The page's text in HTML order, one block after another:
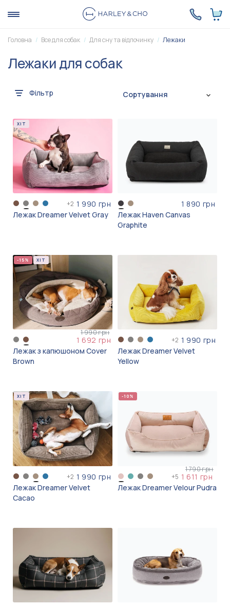
Головна Все для собак Для сну та відпочинку Лежаки
Лежаки для собак
Фільтр Сортування
ХІТ
+2 1 990 грн
Лежак Dreamer Velvet Gray
1 890 грн
Лежак Haven Canvas
Graphite
-15% ХІТ
1 990 грн
1 692 грн
Лежак з капюшоном Cover
Brown
+2 1 990 грн
Лежак Dreamer Velvet
Yellow
ХІТ
+2 1 990 грн
Лежак Dreamer Velvet
Cacao
-10%
+5
1 790 грн
1 611 грн
Лежак Dreamer Velour Pudra